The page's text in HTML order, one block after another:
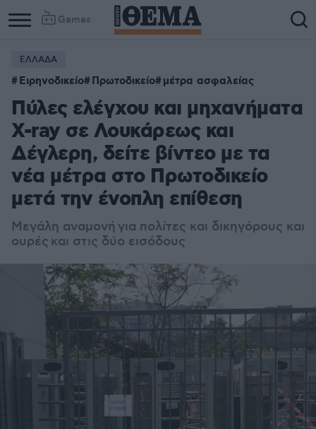
Games
ΕΛΛΑΔΑ
Ειρηνοδικείο Πρωτοδικείο μέτρα ασφαλείας
Πύλες ελέγχου και μηχανήματα
X-ray σε Λουκάρεως και
Δέγλερη, δείτε βίντεο με τα
νέα μέτρα στο Πρωτοδικείο
μετά την ένοπλη επίθεση
Μεγάλη αναμονή για πολίτες και δικηγόρους και
ουρές και στις δύο εισόδους